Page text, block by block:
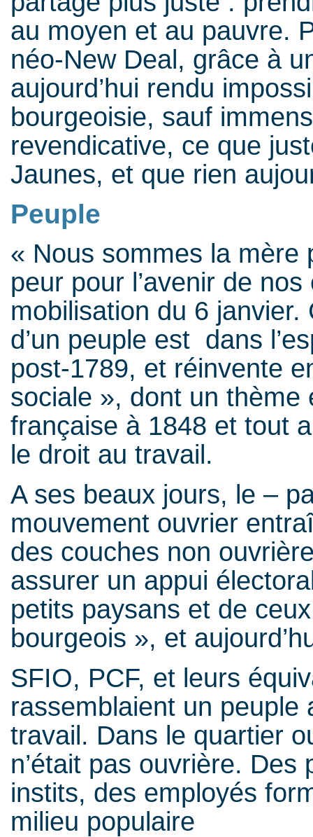
au moyen et au pauvre.
néo-New Deal, grâce à
aujourd’hui rendu
bourgeoisie, sauf
revendicative, ce que
Jaunes, et que rien
Peuple
« Nous sommes la mère
peur pour l’avenir de
mobilisation du 6
d’un peuple est dans
post-1789, et réinvente
sociale », dont un thème
française à 1848 et tout
le droit au travail.
A ses beaux jours, le –
mouvement ouvrier
des couches non
assurer un appui
petits paysans et de
bourgeois », et
SFIO, PCF, et leurs
rassemblaient un peuple
travail. Dans le quartier
n’était pas ouvrière.
instits, des employés
milieu populaire